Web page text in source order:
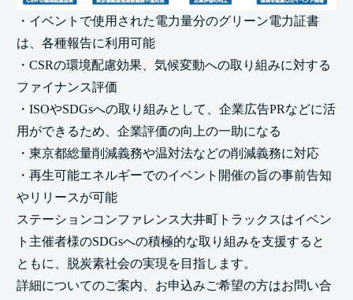
・イベントで使用された電力量分のグリーン電力証書
は、各種報告に利用可能
・CSRの環境配慮効果、気候変動への取り組みに対する
ファイナンス評価
・ISOやSDGsへの取り組みとして、企業広告PRなどに活
用ができるため、企業評価の向上の一助になる
・東京都総量削減義務や温対法などの削減義務に対応
・再生可能エネルギーでのイベント開催の旨の事前告知
やリリースが可能
ステーションコンファレンス大井町トラックスはイベン
ト主催者様のSDGsへの積極的な取り組みを支援すると
ともに、脱炭素社会の実現を目指します。
詳細についてのご案内、お申込みご希望の方はお問い合